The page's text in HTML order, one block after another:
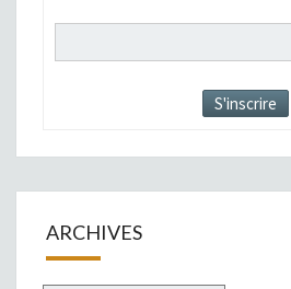
ARCHIVES